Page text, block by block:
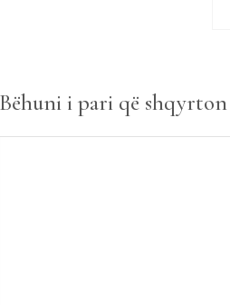
Bëhuni i pari që